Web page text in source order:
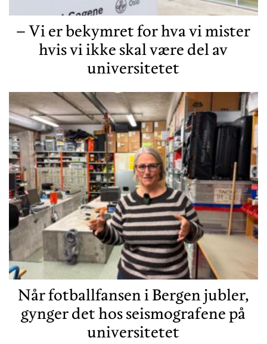
– Vi er bekymret for hva vi mister
hvis vi ikke skal være del av
universitetet
Når fotballfansen i Bergen jubler,
gynger det hos seismografene på
universitetet